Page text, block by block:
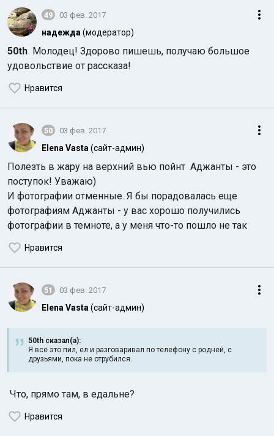
49 03 фев. 2017
надежда (модератор)
50th Молодец! Здорово пишешь, получаю большое
удовольствие от рассказа!
Нравится
50 03 фев. 2017
Elena Vasta (сайт-админ)
Полезть в жару на верхний вью пойнт Аджанты - это
поступок! Уважаю)
И фотографии отменные. Я бы порадовалась еще
фотографиям Аджанты - у вас хорошо получились
фотографии в темноте, а у меня что-то пошло не так
Нравится
51 03 фев. 2017
Elena Vasta (сайт-админ)
50th сказал(а):
Я всё это пил, ел и разговаривал по телефону с родней, с
друзьями, пока не отрубился.
Что, прямо там, в едальне?
Нравится